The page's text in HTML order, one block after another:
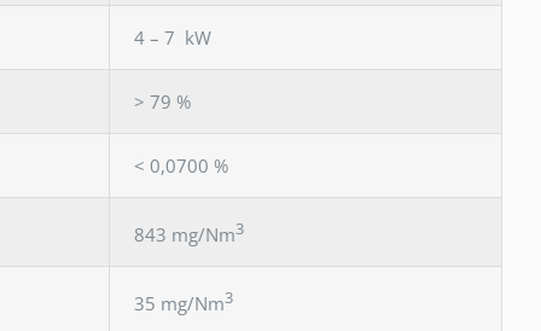
4 – 7 kW
> 79 %
< 0,0700 %
843 mg/Nm3
35 mg/Nm3